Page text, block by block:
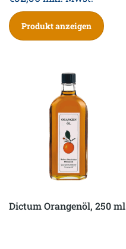
Produkt anzeigen
Dictum Orangenöl, 250 ml